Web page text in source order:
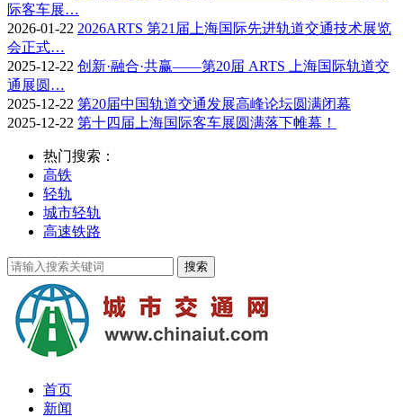
际客车展…
2026-01-22 2026ARTS 第21届上海国际先进轨道交通技术展览
会正式…
2025-12-22 创新·融合·共赢——第20届 ARTS 上海国际轨道交
通展圆…
2025-12-22 第20届中国轨道交通发展高峰论坛圆满闭幕
2025-12-22 第十四届上海国际客车展圆满落下帷幕！
热门搜索：
高铁
轻轨
城市轻轨
高速铁路
首页
新闻